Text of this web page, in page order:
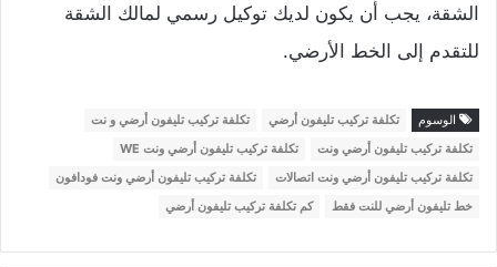
الشقة، يجب أن يكون لديك توكيل رسمي لمالك الشقة
للتقدم إلى الخط الأرضي.
الوسوم تكلفة تركيب تليفون أرضي
تكلفة تركيب تليفون أرضي و نت
تكلفة تركيب تليفون أرضي ونت
تكلفة تركيب تليفون أرضي ونت WE
تكلفة تركيب تليفون أرضي ونت اتصالات
تكلفة تركيب تليفون أرضي ونت فودافون
خط تليفون أرضي للنت فقط
كم تكلفة تركيب تليفون أرضي